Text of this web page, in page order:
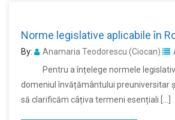
Norme legislative aplicabile în
By: Anamaria Teodorescu (Ciocan)
Pentru a înțelege normele
domeniul învățământului preuniversitar
să clarificăm câțiva termeni esențiali […]